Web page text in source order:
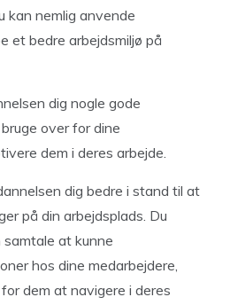
kan nemlig anvende
et bedre arbejdsmiljø på
dig nogle gode
over for dine
dem i deres arbejde.
dig bedre i stand til at
på din arbejdsplads. Du
at kunne
hos dine medarbejdere,
dem at navigere i deres